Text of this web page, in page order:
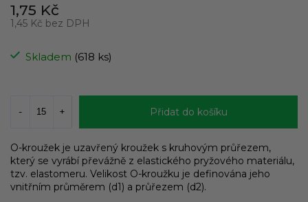
1,75 Kč
1,45 Kč bez DPH
cena:Skladem (618 ks)
Přidat do košíku
O-kroužek je uzavřený kroužek s kruhovým průřezem,
který se vyrábí převážně z elastického pryžového materiálu,
tzv. elastomeru. Velikost O-kroužku je definována jeho
vnitřním průměrem (d1) a průřezem (d2).